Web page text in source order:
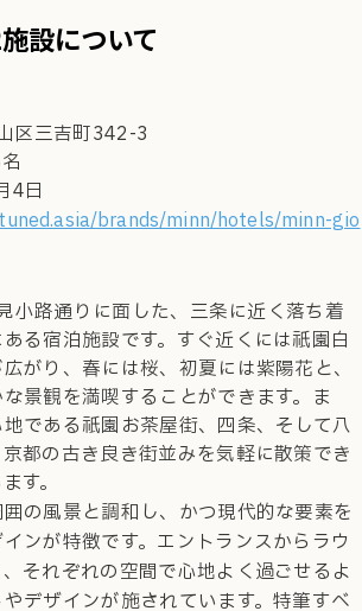
設について
区三吉町342-3
4日
brands/minn/hotels/minn-gio
小路通りに面した、三条に近く落ち着
る宿泊施設です。すぐ近くには祇園白
がり、春には桜、初夏には紫陽花と、
景観を満喫することができます。ま
である祇園お茶屋街、四条、そして八
都の古き良き街並みを気軽に散策でき
す。
の風景と調和し、かつ現代的な要素を
ンが特徴です。エントランスからラウ
それぞれの空間で心地よく過ごせるよ
デザインが施されています。特筆すべ